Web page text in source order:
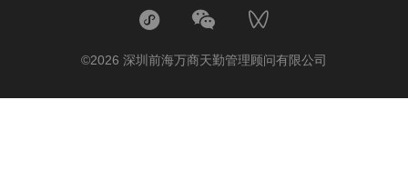
©2026 深圳前海万商天勤管理顾问有限公司